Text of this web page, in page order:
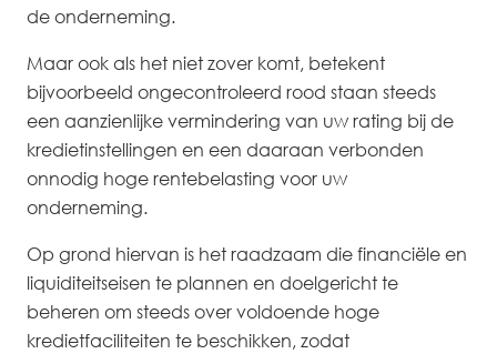
de onderneming.
Maar ook als het niet zover komt, betekent
bijvoorbeeld ongecontroleerd rood staan steeds
een aanzienlijke vermindering van uw rating bij de
kredietinstellingen en een daaraan verbonden
onnodig hoge rentebelasting voor uw
onderneming.
Op grond hiervan is het raadzaam die financiële en
liquiditeitseisen te plannen en doelgericht te
beheren om steeds over voldoende hoge
kredietfaciliteiten te beschikken, zodat